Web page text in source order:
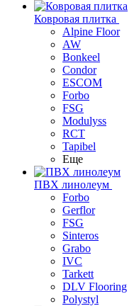
Ковровая плитка
Alpine Floor
AW
Bonkeel
Condor
ESCOM
Forbo
FSG
Modulyss
RCT
Tapibel
Еще
ПВХ линолеум
Forbo
Gerflor
FSG
Sinteros
Grabo
IVC
Tarkett
DLV Flooring
Polystyl